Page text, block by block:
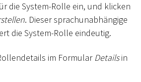
die System-Rolle ein, und klicken
. Dieser sprachunabhängige
die System-Rolle eindeutig.
im FormularDetailsin